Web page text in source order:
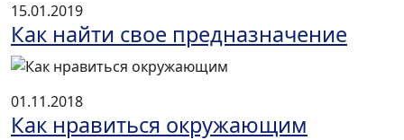
15.01.2019
Как найти свое предназначение
01.11.2018
Как нравиться окружающим